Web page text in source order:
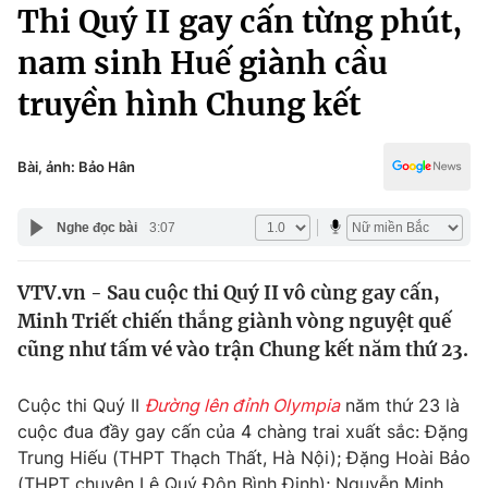
Chính trị
Xã hội
Tin tức
Thế giới đó đây
Kinh tế
Tài chính
Thị trường
Góc doanh nghiệp
Truyền hình
Truyền hình
Văn hóa - Giải trí
Y tế
Đời sống
Giáo dục
Thi Quý II gay cấn từng phút,
nam sinh Huế giành cầu
truyền hình Chung kết
Bài, ảnh: Bảo Hân
Nghe đọc bài 3:07
VTV.vn - Sau cuộc thi Quý II vô cùng gay cấn,
Minh Triết chiến thắng giành vòng nguyệt quế
cũng như tấm vé vào trận Chung kết năm thứ 23.
Cuộc thi Quý II Đường lên đỉnh Olympianăm thứ 23 là
cuộc đua đầy gay cấn của 4 chàng trai xuất sắc: Đặng
Trung Hiếu (THPT Thạch Thất, Hà Nội); Đặng Hoài Bảo
(THPT chuyên Lê Quý Đôn Bình Định); Nguyễn Minh